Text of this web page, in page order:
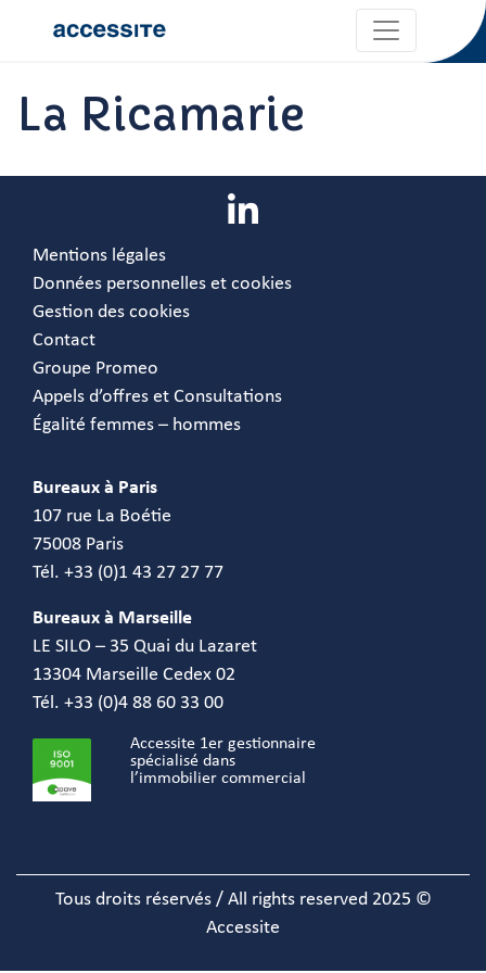
La Ricamarie
Mentions légales
Données personnelles et cookies
Gestion des cookies
Contact
Groupe Promeo
Appels d’offres et Consultations
Égalité femmes – hommes
Bureaux à Paris
107 rue La Boétie
75008 Paris
Tél. +33 (0)1 43 27 27 77
Bureaux à Marseille
LE SILO – 35 Quai du Lazaret
13304 Marseille Cedex 02
Tél. +33 (0)4 88 60 33 00
Accessite 1er gestionnaire
spécialisé dans
l’immobilier commercial
Tous droits réservés / All rights reserved 2025 ©
Accessite